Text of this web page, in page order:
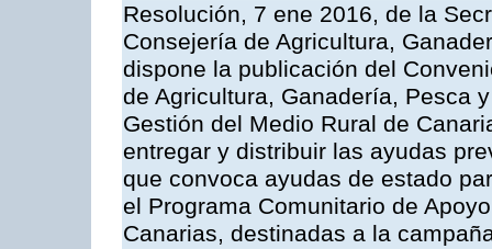
Resolución, 7 ene 2016, de la
Consejería de Agricultura,
dispone la publicación del
de Agricultura, Ganadería, Pesca
Gestión del Medio Rural de
entregar y distribuir las ayudas
que convoca ayudas de estado
el Programa Comunitario de
Canarias, destinadas a la